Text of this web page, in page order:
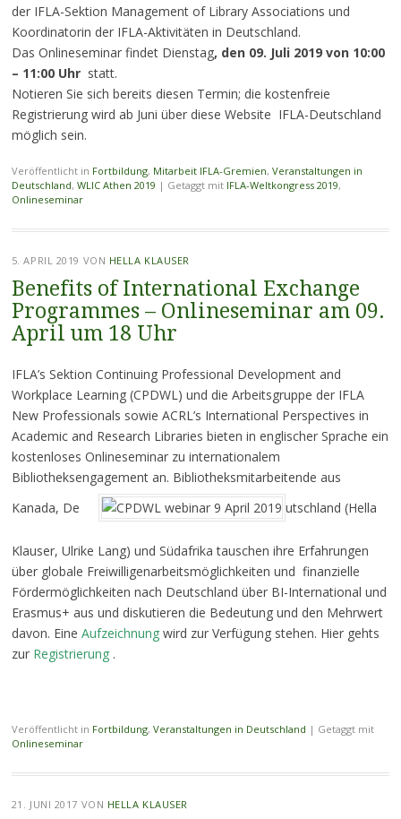
der IFLA-Sektion Management of Library Associations und
Koordinatorin der IFLA-Aktivitäten in Deutschland.
Das Onlineseminar findet Dienstag, den 09. Juli 2019 von 10:00
– 11:00 Uhrstatt.
Notieren Sie sich bereits diesen Termin; die kostenfreie
Registrierung wird ab Juni über diese Website IFLA-Deutschland
möglich sein.
Veröffentlicht in Fortbildung, Mitarbeit IFLA-Gremien, Veranstaltungen in
Deutschland, WLIC Athen 2019 | Getaggt mit IFLA-Weltkongress 2019,
Onlineseminar
5. APRIL 2019 VON HELLA KLAUSER
Benefits of International Exchange
Programmes – Onlineseminar am 09.
April um 18 Uhr
IFLA’s Sektion Continuing Professional Development and
Workplace Learning (CPDWL) und die Arbeitsgruppe der IFLA
New Professionals sowie ACRL’s International Perspectives in
Academic and Research Libraries bieten in englischer Sprache ein
kostenloses Onlineseminar zu internationalem
Bibliotheksengagement an. Bibliotheksmitarbeitende aus
Kanada, De
utschland (Hella
Klauser, Ulrike Lang) und Südafrika tauschen ihre Erfahrungen
über globale Freiwilligenarbeitsmöglichkeiten und finanzielle
Fördermöglichkeiten nach Deutschland über BI-International und
Erasmus+ aus und diskutieren die Bedeutung und den Mehrwert
davon. Eine Aufzeichnung wird zur Verfügung stehen. Hier gehts
zur Registrierung.
Veröffentlicht in Fortbildung, Veranstaltungen in Deutschland | Getaggt mit
Onlineseminar
21. JUNI 2017 VON HELLA KLAUSER